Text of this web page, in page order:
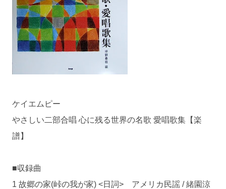
ケイエムピー
やさしい二部合唱 心に残る世界の名歌 愛唱歌集【楽
譜】
■収録曲
1 故郷の家(峠の我が家) <日詞> アメリカ民謡 / 緒園涼